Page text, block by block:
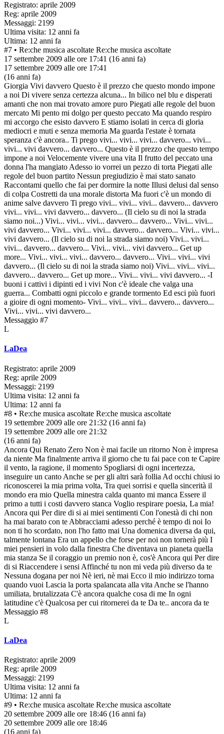
Registrato: aprile 2009
Reg: aprile 2009
Messaggi: 2199
Ultima visita: 12 anni fa
Ultima: 12 anni fa
#7 • Re:che musica ascoltate Re:che musica ascoltate
17 settembre 2009 alle ore 17:41 (16 anni fa)
17 settembre 2009 alle ore 17:41
(16 anni fa)
Giorgia Vivi davvero Questo è il prezzo che questo mondo impone
a noi Di vivere senza certezza alcuna... In bilico nel blu e disperati
amanti che non mai trovato amore puro Piegati alle regole del buon
mercato Mi pento mi dolgo per questo peccato Ma quando respiro
mi accorgo che esisto davvero E stiamo isolati in cerca di gloria
mediocri e muti e senza memoria Ma guarda l'estate è tornata
speranza c'è ancora.. Ti prego vivi... vivi... vivi... davvero... vivi...
vivi... vivi davvero... davvero... Questo è il prezzo che questo tempo
impone a noi Velocemente vivere una vita Il frutto del peccato una
donna l'ha mangiato Adesso io vorrei un pezzo di torta Piegati alle
regole del buon partito Nessun pregiudizio è mai stato sanato
Raccontami quello che fai per dormire la notte Illusi delusi dal senso
di colpa Costretti da una morale distorta Ma fuori c'è un mondo di
anime salve davvero Ti prego vivi... vivi... vivi... davvero... davvero
vivi... vivi... vivi davvero... davvero... (Il cielo su di noi la strada
siamo noi...) Vivi... vivi... vivi... davvero... davvero... Vivi... vivi...
vivi davvero... Vivi... vivi... vivi... davvero... davvero... Vivi... vivi...
vivi davvero... (Il cielo su di noi la strada siamo noi) Vivi... vivi...
vivi... davvero... davvero... Vivi... vivi... vivi davvero... Get up
more... Vivi... vivi... vivi... davvero... davvero... Vivi... vivi... vivi
davvero... (Il cielo su di noi la strada siamo noi) Vivi... vivi... vivi...
davvero... davvero... Get up more... Vivi... vivi... vivi davvero... -I
buoni i cattivi i dipinti ed i vivi Non c'è ideale che valga una
guerra... Combatti ogni piccolo e grande tormento Ed esci più fuori
a gioire di ogni momento- Vivi... vivi... vivi... davvero... davvero...
Vivi... vivi... vivi davvero...
Messaggio #7
L
LaDea
Registrato: aprile 2009
Reg: aprile 2009
Messaggi: 2199
Ultima visita: 12 anni fa
Ultima: 12 anni fa
#8 • Re:che musica ascoltate Re:che musica ascoltate
19 settembre 2009 alle ore 21:32 (16 anni fa)
19 settembre 2009 alle ore 21:32
(16 anni fa)
Ancora Qui Renato Zero Non è mai facile un ritorno Non è impresa
da niente Ma finalmente arriva il giorno che tu fai pace con te Capire
il vento, la ragione, il momento Spogliarsi di ogni incertezza,
inseguire un canto Anche se per gli altri sarà follia Ad occhi chiusi io
riconoscerei la mia prima volta, Tra quei sorrisi e quella sincerità il
mondo era mio Quella minestra calda quanto mi manca Essere il
primo a tutti i costi davvero stanca Voglio respirare poesia, La mia!
Ancora qui Per dire di si ai miei sentimenti Con l'onestà di chi non
ha mai barato con te Abbracciami adesso perché è tempo di noi Io
non ti ho scordato, non l'ho fatto mai Una domenica diversa da qui,
talmente lontana Era un appello che forse per noi non tornerà più I
miei pensieri in volo dalla finestra Che diventava un pianeta quella
mia stanza Se il coraggio un premio non è, cos'è Ancora qui Per dire
di si Riaccendere i sensi Affinché tu non mi veda più diverso da te
Nessuna dogana per noi Nè ieri, nè mai Ecco il mio indirizzo torna
quando vuoi Lascia la porta spalancata alla vita Anche se l'hanno
umiliata, brutalizzata C'è ancora qualche cosa di me In ogni
latitudine c'è Qualcosa per cui ritornerei da te Da te.. ancora da te
Messaggio #8
L
LaDea
Registrato: aprile 2009
Reg: aprile 2009
Messaggi: 2199
Ultima visita: 12 anni fa
Ultima: 12 anni fa
#9 • Re:che musica ascoltate Re:che musica ascoltate
20 settembre 2009 alle ore 18:46 (16 anni fa)
20 settembre 2009 alle ore 18:46
(16 anni fa)